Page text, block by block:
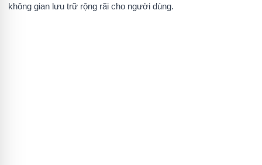
không gian lưu trữ rộng rãi cho người dùng.